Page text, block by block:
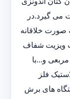
می گیرد.در
خلاقانه
ویزیت شفاف
و...با
فلز
های برش